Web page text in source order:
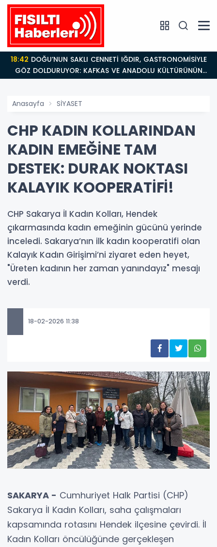
18:42
GÖZ DOLDURUYOR: KAFKAS VE ANADOLU KÜLTÜRÜNÜN
BULUŞMA NOKTASI
Anasayfa SİYASET
CHP KADIN KOLLARINDAN
KADIN EMEĞİNE TAM
DESTEK: DURAK NOKTASI
KALAYIK KOOPERATİFİ!
CHP Sakarya İl Kadın Kolları, Hendek
çıkarmasında kadın emeğinin gücünü yerinde
inceledi. Sakarya’nın ilk kadın kooperatifi olan
Kalayık Kadın Girişimi’ni ziyaret eden heyet,
"Üreten kadının her zaman yanındayız" mesajı
verdi.
18-02-2026 11:38
SAKARYA - Cumhuriyet Halk Partisi (CHP)
Sakarya İl Kadın Kolları, saha çalışmaları
kapsamında rotasını Hendek ilçesine çevirdi. İl
Kadın Kolları öncülüğünde gerçekleşen